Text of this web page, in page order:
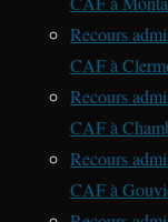
Recours
CAF à
Recours
CAF à
Recours
CAF à